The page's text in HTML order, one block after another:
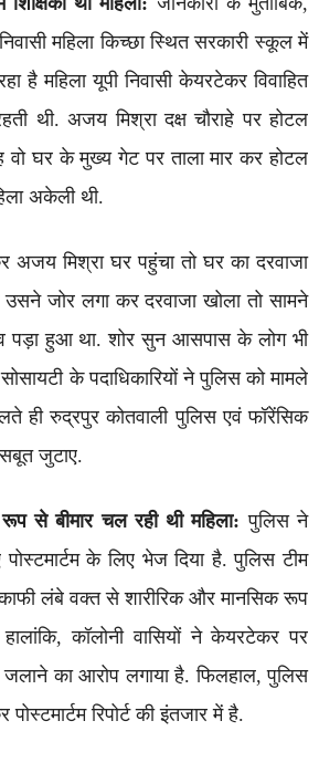
महिला किच्छा स्थित सरकारी स्कूल में
है महिला यूपी निवासी केयरटेकर विवाहित
थी. अजय मिश्रा दक्ष चौराहे पर होटल
वो घर के मुख्य गेट पर ताला मार कर होटल
अकेली थी.
अजय मिश्रा घर पहुंचा तो घर का दरवाजा
जोर लगा कर दरवाजा खोला तो सामने
पड़ा हुआ था. शोर सुन आसपास के लोग भी
के पदाधिकारियों ने पुलिस को मामले
ही रुद्रपुर कोतवाली पुलिस एवं फॉरेंसिक
जुटाए.
से बीमार चल रही थी महिला:पुलिस ने
के लिए भेज दिया है. पुलिस टीम
काफी लंबे वक्त से शारीरिक और मानसिक रूप
कॉलोनी वासियों ने केयरटेकर पर
जलाने का आरोप लगाया है. फिलहाल, पुलिस
रिपोर्ट की इंतजार में है.